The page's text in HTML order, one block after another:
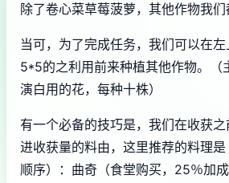
除了卷心菜草莓菠萝，其他作物我们
当可，为了完成任务，我们可以在
5*5的之利用前来种植其他作物。（
演白用的花，每种十株）
有一个必备的技巧是，我们在收获
进收获量的料由，这里推荐的料理
顺序）：曲奇（食堂购买，25％加